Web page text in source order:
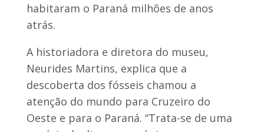
habitaram o Paraná milhões de anos
atrás.
A historiadora e diretora do museu,
Neurides Martins, explica que a
descoberta dos fósseis chamou a
atenção do mundo para Cruzeiro do
Oeste e para o Paraná. “Trata-se de uma